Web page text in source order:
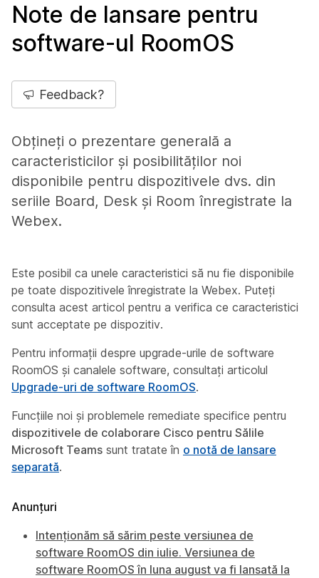
Note de lansare pentru
software-ul RoomOS
Feedback?
Obțineți o prezentare generală a
caracteristicilor și posibilităților noi
disponibile pentru dispozitivele dvs. din
seriile Board, Desk și Room înregistrate la
Webex.
Este posibil ca unele caracteristici să nu fie disponibile
pe toate dispozitivele înregistrate la Webex. Puteți
consulta acest articol pentru a verifica ce caracteristici
sunt acceptate pe dispozitiv.
Pentru informații despre upgrade-urile de software
RoomOS și canalele software, consultați articolul
Upgrade-uri de software RoomOS.
Funcțiile noi și problemele remediate specifice pentru
dispozitivele de colaborare Cisco pentru Sălile
Microsoft Teams sunt tratate în o notă de lansare
separată.
Anunțuri
Intenționăm să sărim peste versiunea de
software RoomOS din iulie. Versiunea de
software RoomOS în luna august va fi lansată la